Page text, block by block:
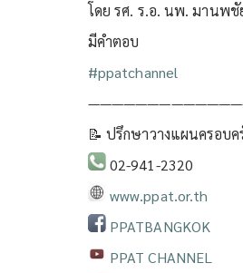
โดย รศ. ร.อ. นพ. มานพ
มีคำตอบ
#ppatchannel​
📝 ปรึกษาวางแผนครอบ
02-941-2320
www.ppat.or.th
PPATBANGKOK
PPAT CHANNEL